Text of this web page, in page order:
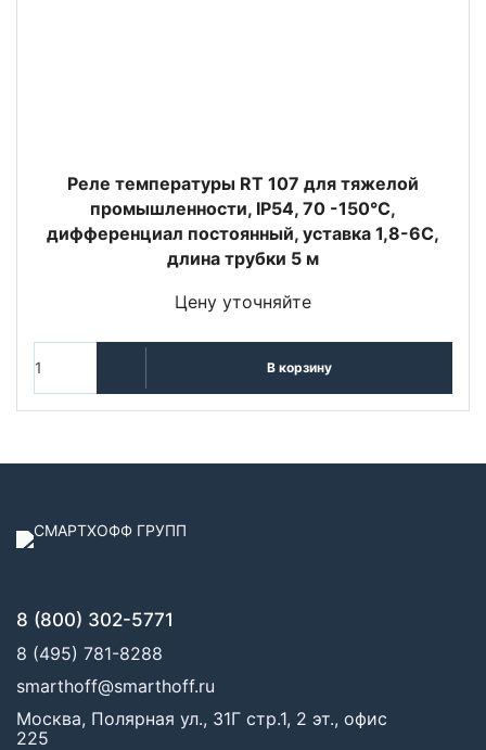
Реле температуры RT 107 для тяжелой
промышленности, IP54, 70 -150°С,
дифференциал постоянный, уставка 1,8-6С,
длина трубки 5 м
Цену уточняйте
В корзину
8 (800) 302-5771
8 (495) 781-8288
smarthoff@smarthoff.ru
Москва, Полярная ул., 31Г стр.1, 2 эт., офис
225